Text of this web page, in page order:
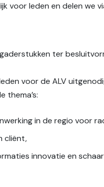
voor leden en delen we
ter
voor de ALV
thema’s:
in de regio voor
cliënt,
innovatie en